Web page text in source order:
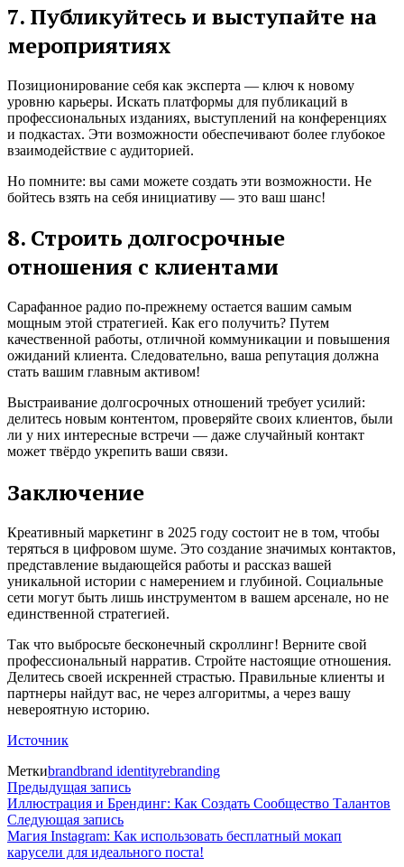
7. Публикуйтесь и выступайте на
мероприятиях
Позиционирование себя как эксперта — ключ к новому
уровню карьеры. Искать платформы для публикаций в
профессиональных изданиях, выступлений на конференциях
и подкастах. Эти возможности обеспечивают более глубокое
взаимодействие с аудиторией.
Но помните: вы сами можете создать эти возможности. Не
бойтесь взять на себя инициативу — это ваш шанс!
8. Строить долгосрочные
отношения с клиентами
Сарафанное радио по-прежнему остается вашим самым
мощным этой стратегией. Как его получить? Путем
качественной работы, отличной коммуникации и повышения
ожиданий клиента. Следовательно, ваша репутация должна
стать вашим главным активом!
Выстраивание долгосрочных отношений требует усилий:
делитесь новым контентом, проверяйте своих клиентов, были
ли у них интересные встречи — даже случайный контакт
может твёрдо укрепить ваши связи.
Заключение
Креативный маркетинг в 2025 году состоит не в том, чтобы
теряться в цифровом шуме. Это создание значимых контактов,
представление выдающейся работы и рассказ вашей
уникальной истории с намерением и глубиной. Социальные
сети могут быть лишь инструментом в вашем арсенале, но не
единственной стратегией.
Так что выбросьте бесконечный скроллинг! Верните свой
профессиональный нарратив. Стройте настоящие отношения.
Делитесь своей искренней страстью. Правильные клиенты и
партнеры найдут вас, не через алгоритмы, а через вашу
невероятную историю.
Источник
Меткиbrandbrand identityrebranding
Навигация
по
записям
Предыдущая записьПредыдущая
запись:
Иллюстрация и Брендинг: Как Создать Сообщество Талантов
Следующая записьСледующая
запись:
Магия Instagram: Как использовать бесплатный мокап
карусели для идеального поста!